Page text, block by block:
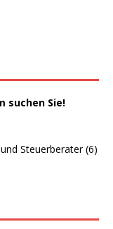
suchen Sie!
Steuerberater (6)